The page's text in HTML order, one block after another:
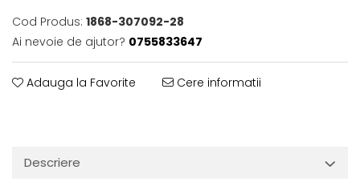
Cod Produs: 1868-307092-28
Ai nevoie de ajutor? 0755833647
Adauga la Favorite Cere informatii
Descriere